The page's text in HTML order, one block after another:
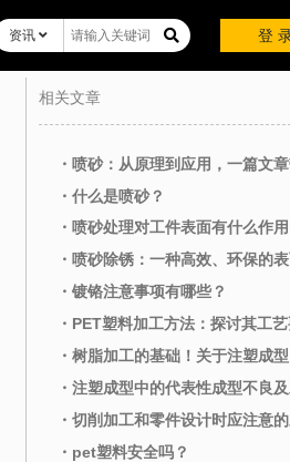
登
资讯
相关文章
・什么是喷砂？
・喷砂处理对工件表面有什么作用
・镀铬注意事项有哪些？
・树脂加工的基础！关于注塑成型
・注塑成型中的代表性成型不良
・pet塑料安全吗？